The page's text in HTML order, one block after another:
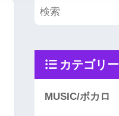
カテゴリー
MUSIC/ボカロ